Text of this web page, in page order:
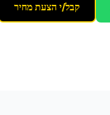
קבל/י הצעת מחיר